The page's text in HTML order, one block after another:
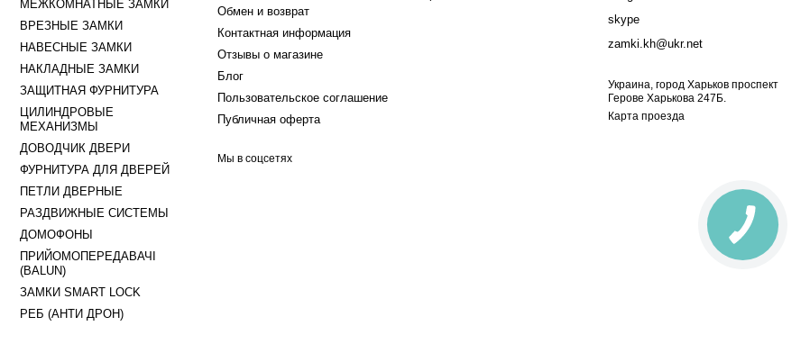
МЕЖКОМНАТНЫЕ ЗАМКИ
ВРЕЗНЫЕ ЗАМКИ
НАВЕСНЫЕ ЗАМКИ
НАКЛАДНЫЕ ЗАМКИ
ЗАЩИТНАЯ ФУРНИТУРА
ЦИЛИНДРОВЫЕ
МЕХАНИЗМЫ
ДОВОДЧИК ДВЕРИ
ФУРНИТУРА ДЛЯ ДВЕРЕЙ
ПЕТЛИ ДВЕРНЫЕ
РАЗДВИЖНЫЕ СИСТЕМЫ
ДОМОФОНЫ
ПРИЙОМОПЕРЕДАВАЧІ
(BALUN)
ЗАМКИ SMART LOCK
РЕБ (АНТИ ДРОН)
Обмен и возврат
Контактная информация
Отзывы о магазине
Блог
Пользовательское соглашение
Публичная оферта
Мы в соцсетях
skype
zamki.kh@ukr.net
Украина, город Харьков проспект
Герове Харькова 247Б.
Карта проезда